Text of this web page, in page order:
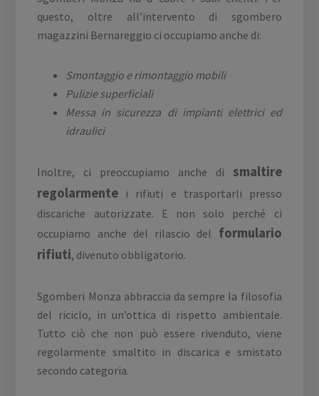
questo, oltre all’intervento di sgombero
magazzini Bernareggio ci occupiamo anche di:
Smontaggio e rimontaggio mobili
Pulizie superficiali
Messa in sicurezza di impianti elettrici ed
idraulici
Inoltre, ci preoccupiamo anche di smaltire
regolarmente i rifiuti e trasportarli presso
discariche autorizzate. E non solo perché ci
occupiamo anche del rilascio del formulario
rifiuti, divenuto obbligatorio.
Sgomberi Monza abbraccia da sempre la filosofia
del riciclo, in un’ottica di rispetto ambientale.
Tutto ciò che non può essere rivenduto, viene
regolarmente smaltito in discarica e smistato
secondo categoria.